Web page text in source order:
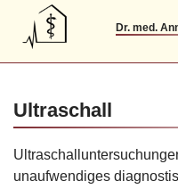
Dr. med.
Ultraschall
unaufwendiges